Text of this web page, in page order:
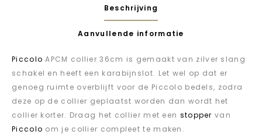
Beschrijving
Aanvullende informatie
Piccolo APCM collier 36cm is gemaakt van zilver slang
schakel en heeft een karabijnslot. Let wel op dat er
genoeg ruimte overblijft voor de Piccolo bedels, zodra
deze op de collier geplaatst worden dan wordt het
collier korter. Draag het collier met een stopper van
Piccolo om je collier compleet te maken.